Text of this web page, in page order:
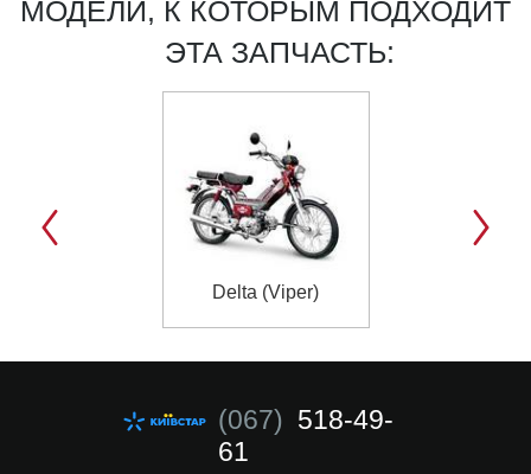
МОДЕЛИ, К КОТОРЫМ ПОДХОДИТ
ЭТА ЗАПЧАСТЬ:
Delta (Viper)
(067) 518-49-
61